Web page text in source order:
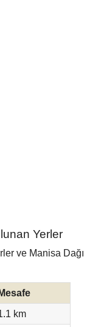
Yerler
ve Manisa Dağı
Mesafe
km